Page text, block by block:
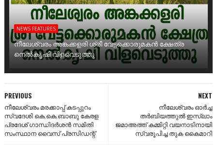
NEWS FEATURES
നീലേശ്വരം അങ്കക്കളരി ശ്രീ വേട്ടക്കൊരുമകൻ ക്ഷേത്ര
നെൽകൃഷി വിളവെടുത്തു
NEXT
നീലേശ്വരം ഓർച്ച
തർബിയത്തുൽ ഇസ്ലാം
ജമാഅത്ത് കമ്മിറ്റി വയനാടിനായി
സ്വരൂപിച്ച തുക കൈമാറി
PREVIOUS
നീലേശ്വരം മരക്കാപ്പ്‌ കടപ്പുറം
സ്വദേശി കെ.കെ.ബാബു കേരള
പ്രദേശ്‌ ഗാന്ധിദര്‍ശന്‍ സമിതി
സംസ്ഥാന വൈസ്‌ പ്രസിഡന്റ്‌